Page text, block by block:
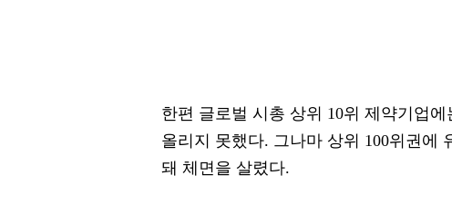
한편 글로벌 시총 상위 10위 제약기업
올리지 못했다. 그나마 상위 100위권에
돼 체면을 살렸다.